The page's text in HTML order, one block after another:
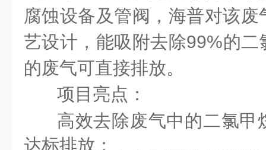
腐蚀设备及管阀，海普对该
艺设计，能吸附去除99%的
的废气可直接排放。
项目亮点：
高效去除废气中的二氯甲
达标排放；